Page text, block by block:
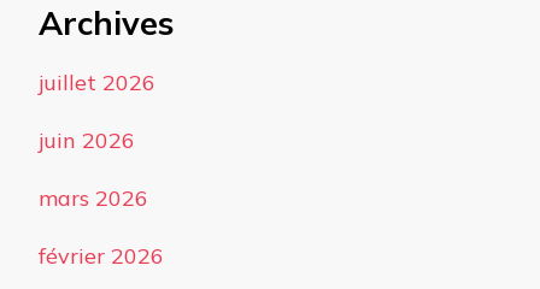
Archives
juillet 2026
juin 2026
mars 2026
février 2026